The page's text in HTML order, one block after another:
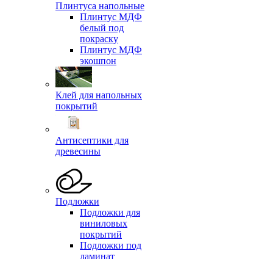
Плинтуса напольные
Плинтус МДФ
белый под
покраску
Плинтус МДФ
экошпон
Клей для напольных
покрытий
Антисептики для
древесины
Подложки
Подложки для
виниловых
покрытий
Подложки под
ламинат